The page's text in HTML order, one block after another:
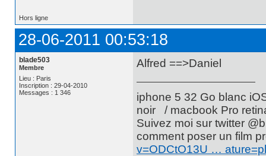
Hors ligne
28-06-2011 00:53:18
blade503
Membre
Lieu : Paris
Inscription : 29-04-2010
Messages : 1 346
Alfred ==>Daniel
iphone 5 32 Go blanc
noir / macbook Pro
Suivez moi sur twitter
comment poser un film
v=ODCtO13U …